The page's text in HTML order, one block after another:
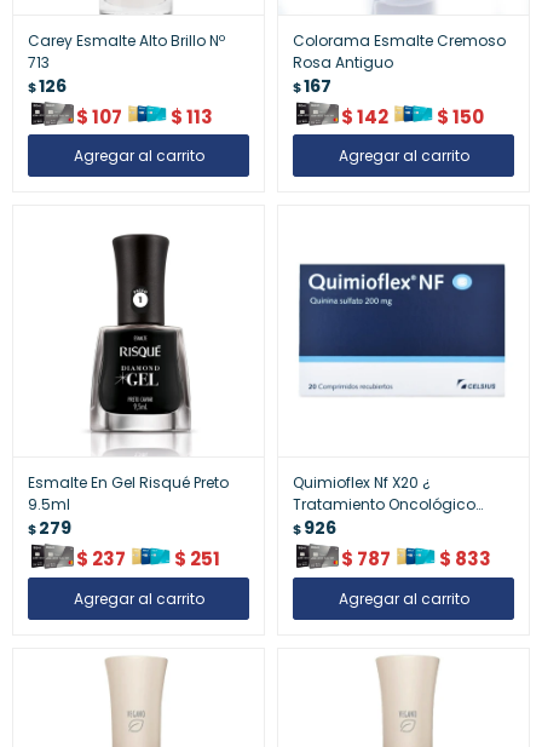
Carey Esmalte Alto Brillo Nº
713
$126
$107 $113
Colorama Esmalte Cremoso
Rosa Antiguo
$167
$142 $150
Esmalte En Gel Risqué Preto
9.5ml
$279
$ 237 $ 251
Quimioflex Nf X20 ¿
Tratamiento Oncológico
Coadyuvante
$926
$ 787 $ 833